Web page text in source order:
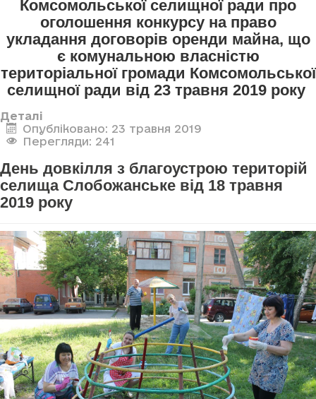
Комсомольської селищної ради про
оголошення конкурсу на право
укладання договорів оренди майна, що
є комунальною власністю
територіальної громади Комсомольської
селищної ради від 23 травня 2019 року
Деталі
Опубліковано: 23 травня 2019
Перегляди: 241
День довкілля з благоустрою територій
селища Слобожанське від 18 травня
2019 року